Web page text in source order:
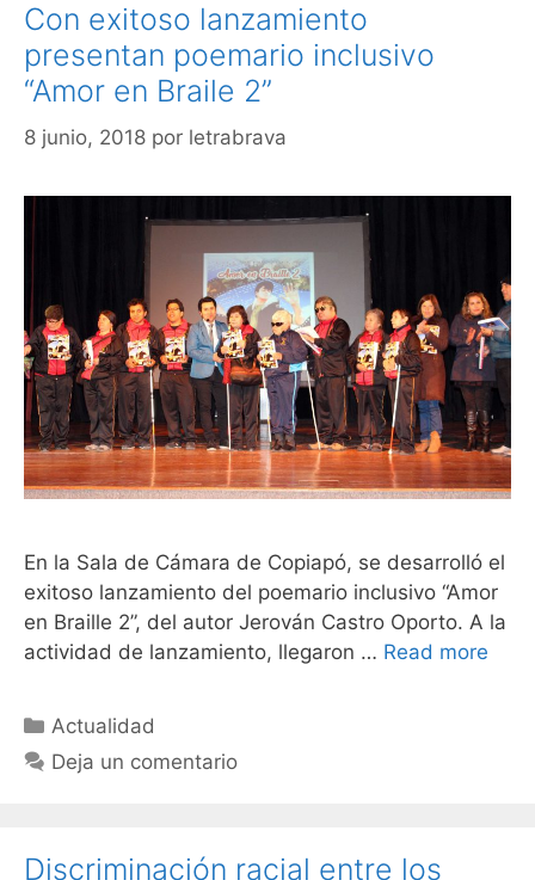
Con exitoso lanzamiento
presentan poemario inclusivo
“Amor en Braile 2”
8 junio, 2018 por letrabrava
En la Sala de Cámara de Copiapó, se desarrolló el
exitoso lanzamiento del poemario inclusivo “Amor
en Braille 2”, del autor Jerován Castro Oporto. A la
actividad de lanzamiento, llegaron … Read more
Actualidad
Deja un comentario
Discriminación racial entre los